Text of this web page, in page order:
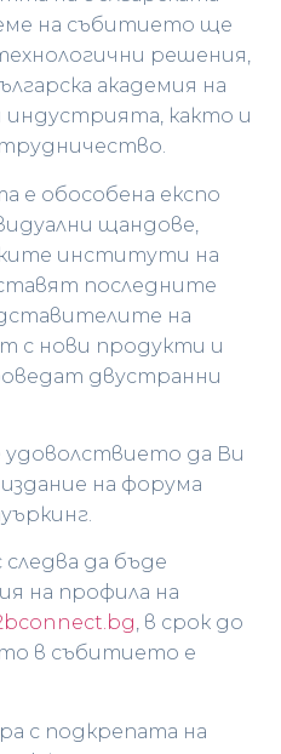
на събитието ще
решения,
академия на
индустрията, както и
е обособена експо
щандове,
институти на
последните
на
с нови продукти и
двустранни
да Ви
на форума
да бъде
на профила на
, в срок до
в събитието е
с подкрепата на